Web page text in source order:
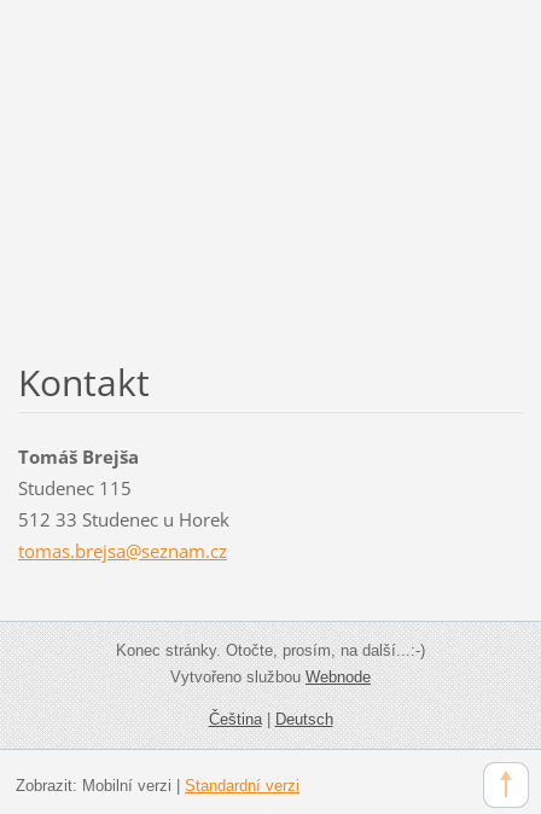
Kontakt
Tomáš Brejša
Studenec 115
512 33 Studenec u Horek
tomas.brejsa@seznam.cz
Konec stránky. Otočte, prosím, na další...:-)
Vytvořeno službouWebnode
Čeština|Deutsch
Zobrazit: Mobilní verzi Standardní verzi